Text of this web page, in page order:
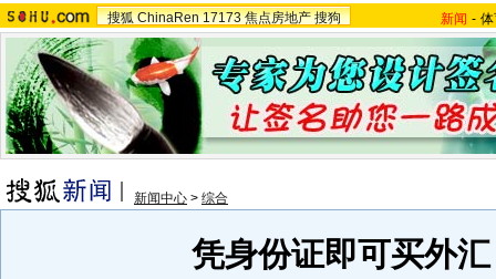
搜狐 ChinaRen 17173 焦点房地产 搜狗 新闻 -
新闻中心 > 综合
凭身份证即可买外汇